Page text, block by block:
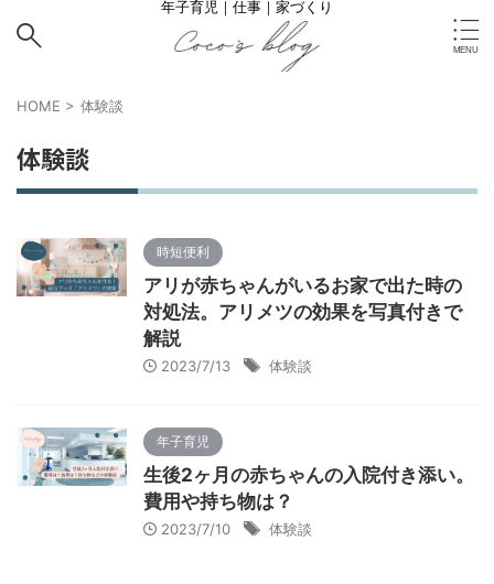
年子育児｜仕事｜家づくり
HOME > 体験談
体験談
時短便利
アリが赤ちゃんがいるお家で出た時の
対処法。アリメツの効果を写真付きで
解説
2023/7/13 体験談
年子育児
生後2ヶ月の赤ちゃんの入院付き添い。
費用や持ち物は？
2023/7/10 体験談